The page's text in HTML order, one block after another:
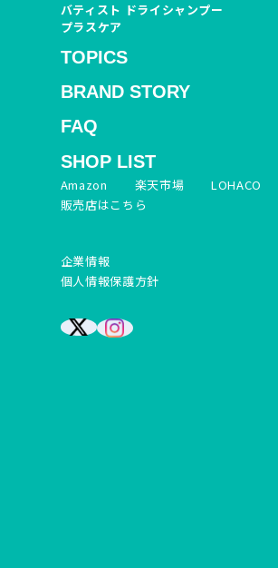
バティスト ドライシャンプー
プラスケア
TOPICS
BRAND STORY
FAQ
SHOP LIST
Amazon 楽天市場
LOHACO
販売店はこちら
企業情報
個人情報保護方針